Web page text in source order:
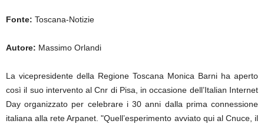
Fonte: Toscana-Notizie
Autore: Massimo Orlandi
La vicepresidente della Regione Toscana Monica Barni ha aperto
così il suo intervento al Cnr di Pisa, in occasione dell’Italian Internet
Day organizzato per celebrare i 30 anni dalla prima connessione
italiana alla rete Arpanet. "Quell’esperimento avviato qui al Cnuce, il